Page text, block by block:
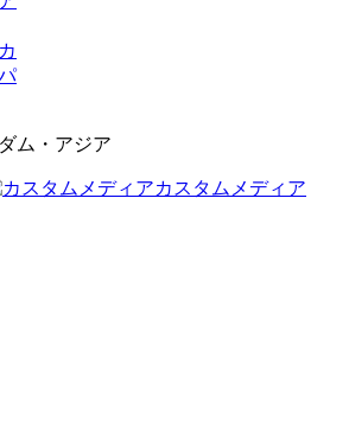
ム・アジア
カスタムメディア